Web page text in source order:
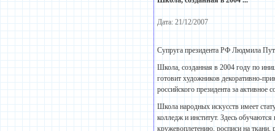
Дата: 21/12/2007
Супруга президента РФ Людмила
Школа, созданная в 2004 году по
готовит художников декоративно-
российского президента за активное
Школа народных искусств имеет
колледж и институт. Здесь
кружевоплетению, росписи на